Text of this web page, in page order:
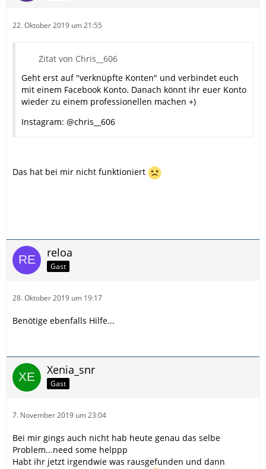
22. Oktober 2019 um 21:55
Zitat von Chris__606
Geht erst auf "verknüpfte Konten" und verbindet euch
mit einem Facebook Konto. Danach könnt ihr euer Konto
wieder zu einem professionellen machen +)
Instagram: @chris__606
Das hat bei mir nicht funktioniert
reloa
Gast
28. Oktober 2019 um 19:17
Benötige ebenfalls Hilfe...
Xenia_snr
Gast
7. November 2019 um 23:04
Bei mir gings auch nicht hab heute genau das selbe
Problem...need some helppp
Habt ihr jetzt irgendwie was rausgefunden und dann